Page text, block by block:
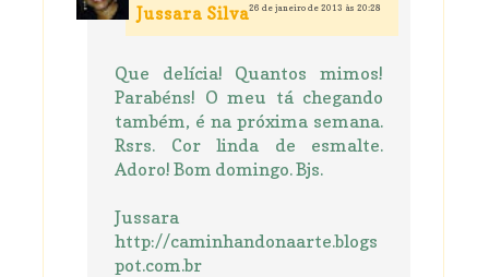
Jussara Silva26 de janeiro de 2013 às 20:28
Que delícia! Quantos mimos!
Parabéns! O meu tá chegando
também, é na próxima semana.
Rsrs. Cor linda de esmalte.
Adoro! Bom domingo. Bjs.
Jussara
http://caminhandonaarte.blogs
pot.com.br